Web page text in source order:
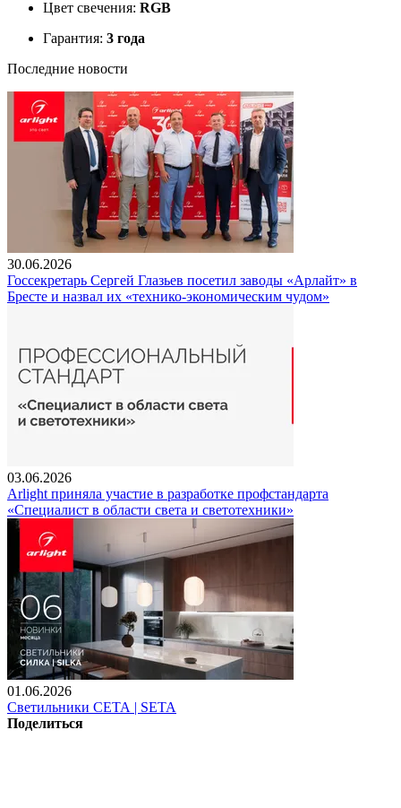
Цвет свечения: RGB
Гарантия: 3 года
Последние новости
30.06.2026
Госсекретарь Сергей Глазьев посетил заводы «Арлайт» в
Бресте и назвал их «технико-экономическим чудом»
03.06.2026
Arlight приняла участие в разработке профстандарта
«Специалист в области света и светотехники»
01.06.2026
Светильники СЕТА | SETA
Поделиться